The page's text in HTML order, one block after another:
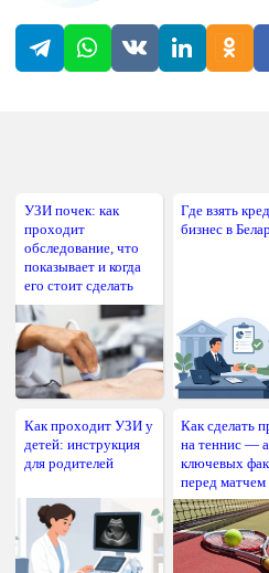
УЗИ почек: как
проходит
обследование, что
показывает и когда
его стоит сделать
Где взять
бизнес в
Как проходит УЗИ у
детей: инструкция
для родителей
Как сделать
на теннис —
ключевых
перед матчем